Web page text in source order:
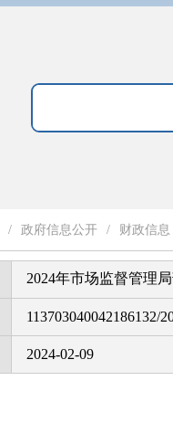
/ 政府信息公开 / 财政信息
2024年市场监督管理
113703040042186132/
2024-02-09